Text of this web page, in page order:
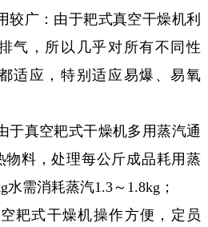
广：由于耙式真空干燥机利
气，所以几乎对所有不同性
适应，特别适应易爆、易氧
真空耙式干燥机多用蒸汽通
物料，处理每公斤成品耗用蒸
需消耗蒸汽1.3～1.8kg；
式干燥机操作方便，定员